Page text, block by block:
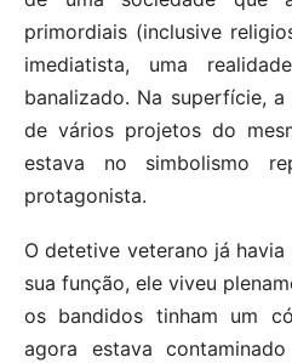
primordiais (inclusive
imediatista, uma
banalizado. Na superfície,
de vários projetos do
estava no simbolismo
protagonista.
O detetive veterano já
sua função, ele viveu
os bandidos tinham um
agora estava